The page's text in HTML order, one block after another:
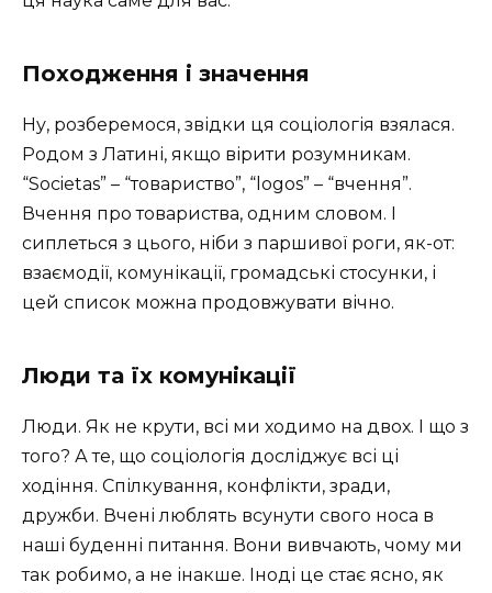
Походження і значення
Ну, розберемося, звідки ця соціологія взялася.
Родом з Латині, якщо вірити розумникам.
“Societas” – “товариство”, “logos” – “вчення”.
Вчення про товариства, одним словом. І
сиплеться з цього, ніби з паршивої роги, як-от:
взаємодії, комунікації, громадські стосунки, і
цей список можна продовжувати вічно.
Люди та їх комунікації
Люди. Як не крути, всі ми ходимо на двох. І що з
того? А те, що соціологія досліджує всі ці
ходіння. Спілкування, конфлікти, зради,
дружби. Вчені люблять всунути свого носа в
наші буденні питання. Вони вивчають, чому ми
так робимо, а не інакше. Іноді це стає ясно, як